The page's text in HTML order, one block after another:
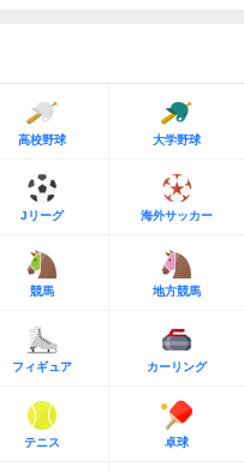
高校野球 大学野球
Jリーグ 海外サッカー
競馬 地方競馬
フィギュア カーリング
テニス 卓球